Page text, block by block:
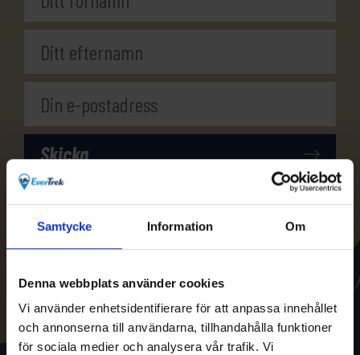
Samtycke Information Om
Denna webbplats använder cookies
Vi använder enhetsidentifierare för att anpassa innehållet
och annonserna till användarna, tillhandahålla funktioner
för sociala medier och analysera vår trafik. Vi